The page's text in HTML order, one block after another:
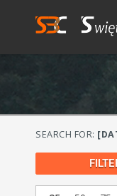
SEARCH FOR: